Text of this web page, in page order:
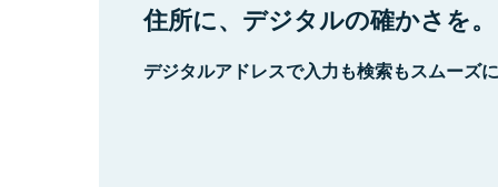
住所に、デジタルの確かさを。
デジタルアドレスで入力も検索もスムーズ